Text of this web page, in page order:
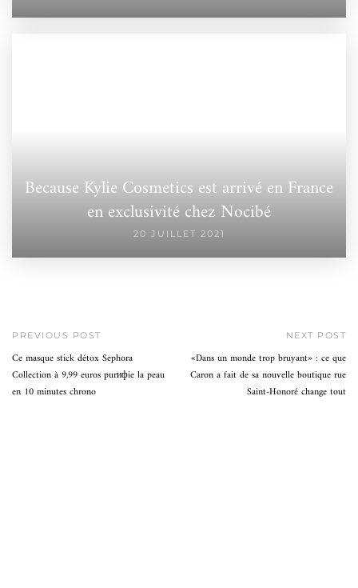
Because Kylie Cosmetics est arrivé en France
en exclusivité chez Nocibé
20 JUILLET 2021
PREVIOUS POST
Ce masque stick détox Sephora
Collection à 9,99 euros purифie la peau
en 10 minutes chrono
NEXT POST
«Dans un monde trop bruyant» : ce que
Caron a fait de sa nouvelle boutique rue
Saint-Honoré change tout